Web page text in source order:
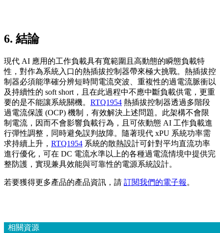
6. 結論
現代 AI 應用的工作負載具有寬範圍且高動態的瞬態負載特
性，對作為系統入口的熱插拔控制器帶來極大挑戰。熱插拔控
制器必須能準確分辨短時間電流突波、重複性的過電流脈衝以
及持續性的 soft short，且在此過程中不應中斷負載供電，更重
要的是不能讓系統關機。 RTQ1954 熱插拔控制器透過多階段
過電流保護 (OCP) 機制，有效解決上述問題。此架構不會限
制電流，因而不會影響負載行為，且可依動態 AI 工作負載進
行彈性調整，同時避免誤判故障。隨著現代 xPU 系統功率需
求持續上升， RTQ1954 系統的散熱設計可針對平均直流功率
進行優化，可在 DC 電流水準以上的各種過電流情境中提供完
整防護，實現兼具效能與可靠性的電源系統設計。
若要獲得更多產品的產品資訊，請 訂閱我們的電子報 。
相關資源